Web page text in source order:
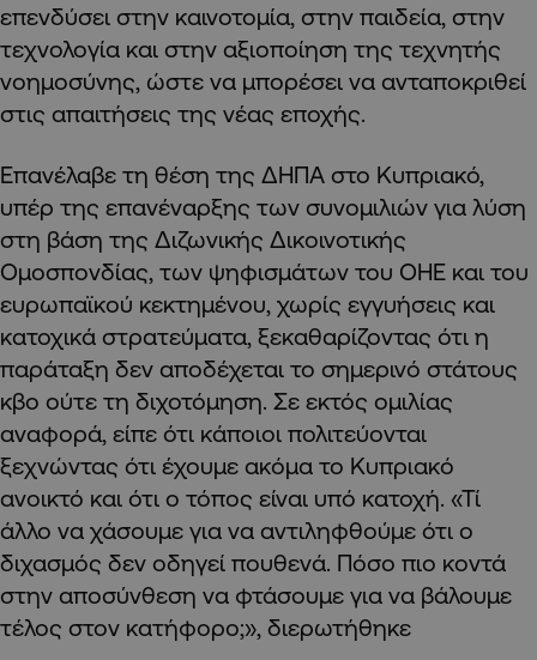
επενδύσει στην καινοτομία, στην παιδεία, στην
τεχνολογία και στην αξιοποίηση της τεχνητής
νοημοσύνης, ώστε να μπορέσει να ανταποκριθεί
στις απαιτήσεις της νέας εποχής.
Επανέλαβε τη θέση της ΔΗΠΑ στο Κυπριακό,
υπέρ της επανέναρξης των συνομιλιών για λύση
στη βάση της Διζωνικής Δικοινοτικής
Ομοσπονδίας, των ψηφισμάτων του ΟΗΕ και του
ευρωπαϊκού κεκτημένου, χωρίς εγγυήσεις και
κατοχικά στρατεύματα, ξεκαθαρίζοντας ότι η
παράταξη δεν αποδέχεται το σημερινό στάτους
κβο ούτε τη διχοτόμηση. Σε εκτός ομιλίας
αναφορά, είπε ότι κάποιοι πολιτεύονται
ξεχνώντας ότι έχουμε ακόμα το Κυπριακό
ανοικτό και ότι ο τόπος είναι υπό κατοχή. «Τί
άλλο να χάσουμε για να αντιληφθούμε ότι ο
διχασμός δεν οδηγεί πουθενά. Πόσο πιο κοντά
στην αποσύνθεση να φτάσουμε για να βάλουμε
τέλος στον κατήφορο;», διερωτήθηκε